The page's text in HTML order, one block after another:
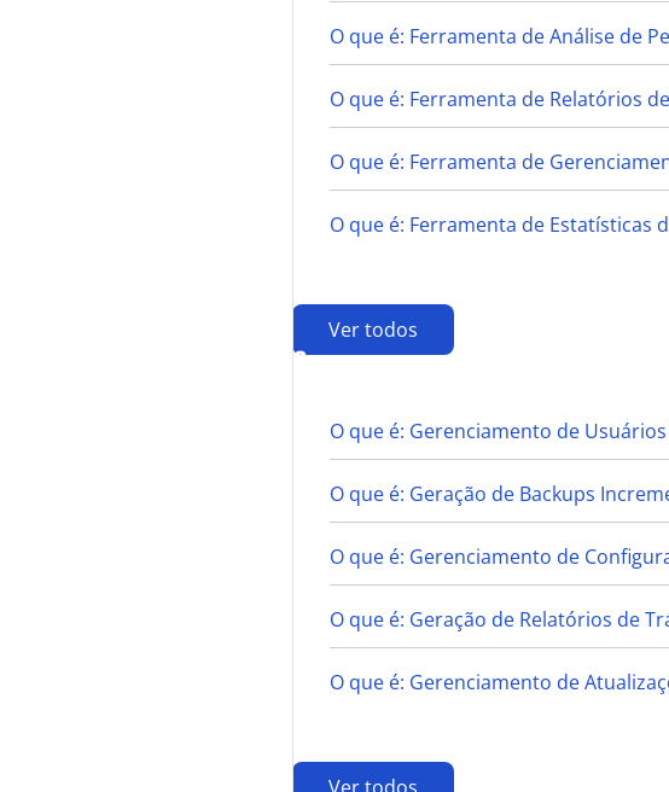
O que é: Ferramenta de Análise de
O que é: Ferramenta de Relatórios
O que é: Ferramenta de
O que é: Ferramenta de Estatísticas
Ver todos
G
O que é: Gerenciamento de Usuários
O que é: Geração de Backups
O que é: Gerenciamento de
O que é: Geração de Relatórios de
O que é: Gerenciamento de